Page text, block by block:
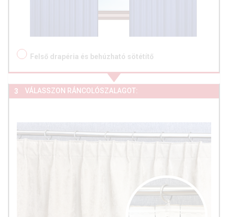
Felső drapéria és behúzható sötétítő
3 VÁLASSZON RÁNCOLÓSZALAGOT: